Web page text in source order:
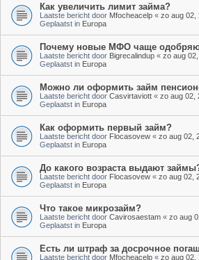
Как увеличить лимит займа?
Laatste bericht door Mfocheacelp « zo aug 02,
Geplaatst in Europa
Почему новые МФО чаще
Laatste bericht door Bigrecalindup « zo aug
Geplaatst in Europa
Можно ли оформить займ
Laatste bericht door Casvirtaviott « zo aug 02,
Geplaatst in Europa
Как оформить первый займ?
Laatste bericht door Flocasovew « zo aug 02,
Geplaatst in Europa
До какого возраста выдают
Laatste bericht door Flocasovew « zo aug 02,
Geplaatst in Europa
Что такое микрозайм?
Laatste bericht door Cavirosaestam « zo aug
Geplaatst in Europa
Есть ли штраф за досрочное
Laatste bericht door Mfocheacelp « zo aug 02,